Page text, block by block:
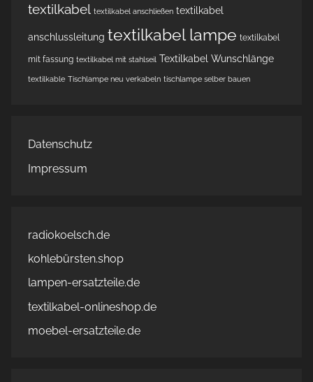
textilkabel textilkabel anschließen textilkabel
anschlussleitung textilkabel lampe textilkabel
mit fassung textilkabel mit stahlseil Textilkabel Wunschlänge
textilkable Tischlampe neu verkabeln tischlampe selber bauen
Datenschutz
Impressum
radiokoelsch.de
kohlebürsten.shop
lampen-ersatzteile.de
textilkabel-onlineshop.de
moebel-ersatzteile.de